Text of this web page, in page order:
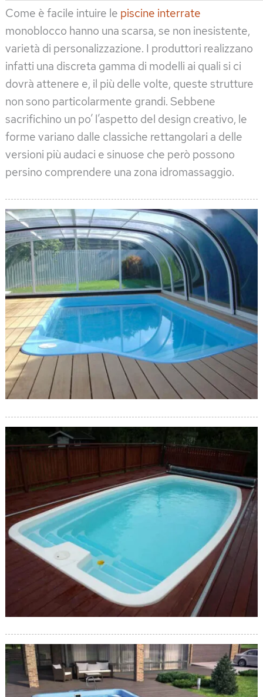
Come è facile intuire le piscine interrate
monoblocco hanno una scarsa, se non inesistente,
varietà di personalizzazione. I produttori realizzano
infatti una discreta gamma di modelli ai quali si ci
dovrà attenere e, il più delle volte, queste strutture
non sono particolarmente grandi. Sebbene
sacrifichino un po’ l’aspetto del design creativo, le
forme variano dalle classiche rettangolari a delle
versioni più audaci e sinuose che però possono
persino comprendere una zona idromassaggio.